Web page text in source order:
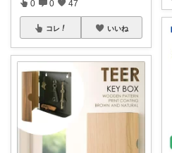
0 0 47
コレ いいね